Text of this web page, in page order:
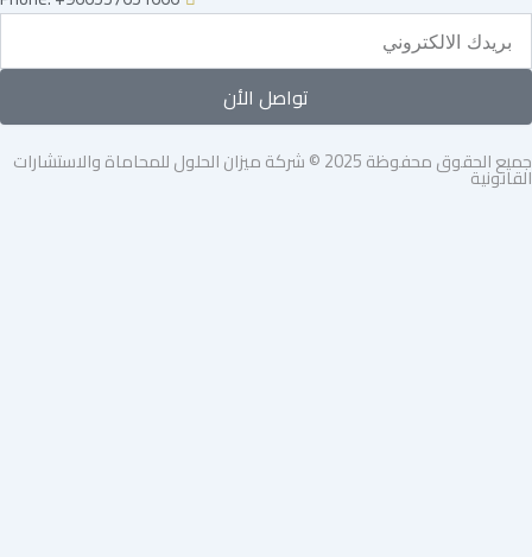
Email
تواصل الأن
جميع الحقوق محفوظة 2025 © شركة ميزان الحلول للمحاماة والاستشارات
القانونية